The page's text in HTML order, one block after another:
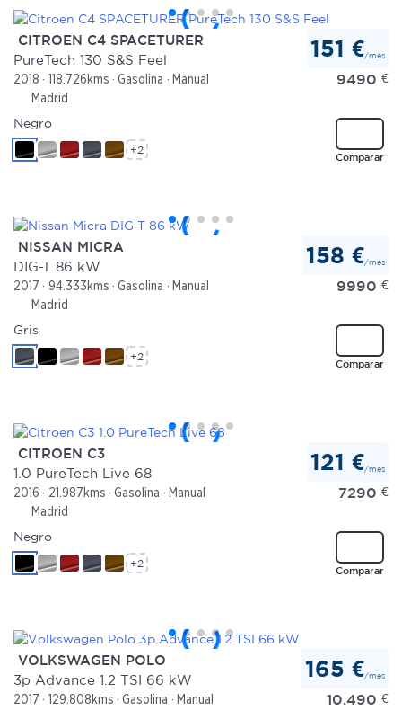
CITROEN C4 SPACETURER
PureTech 130 S&S Feel
2018 118.726kms Gasolina
Manual
Madrid
151 €/mes
9490 €
Comparar
Negro
+2
NISSAN MICRA
DIG-T 86 kW
2017 94.333kms Gasolina
Manual
Madrid
158 €/mes
9990 €
Comparar
Gris
+2
CITROEN C3
1.0 PureTech Live 68
2016 21.987kms Gasolina
Manual
Madrid
121 €/mes
7290 €
Comparar
Negro
+2
VOLKSWAGEN POLO
3p Advance 1.2 TSI 66 kW
2017 129.808kms Gasolina
Manual
165 €/mes
10.490 €